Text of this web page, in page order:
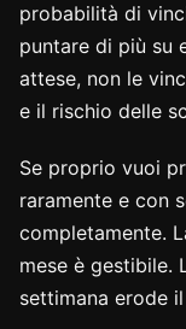
probabilità di
puntare di più su
attese, non le
e il rischio delle
Se proprio vuoi
raramente e con
completamente.
mese è gestibile.
settimana erode